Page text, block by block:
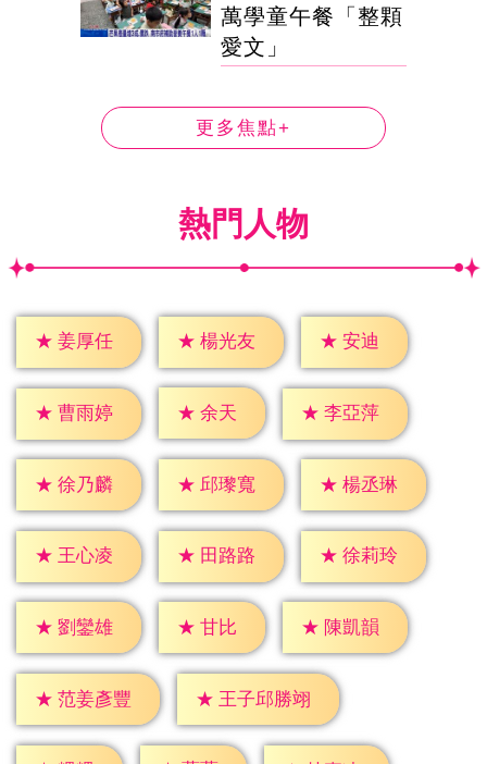
萬學童午餐「整顆
愛文」
更多焦點+
熱門人物
★ 姜厚任 ★ 楊光友 ★ 安迪
★ 曹雨婷 ★ 余天 ★ 李亞萍
★ 徐乃麟 ★ 邱瓈寬 ★ 楊丞琳
★ 王心凌 ★ 田路路 ★ 徐莉玲
★ 劉鑾雄 ★ 甘比 ★ 陳凱韻
★ 范姜彥豐 ★ 王子邱勝翊